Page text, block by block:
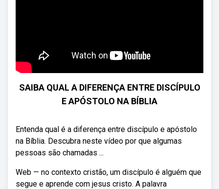
SAIBA QUAL A DIFERENÇA ENTRE DISCÍPULO
E APÓSTOLO NA BÍBLIA
Entenda qual é a diferença entre discípulo e apóstolo
na Bíblia. Descubra neste vídeo por que algumas
pessoas são chamadas ...
Web — no contexto cristão, um discípulo é alguém que
segue e aprende com jesus cristo. A palavra